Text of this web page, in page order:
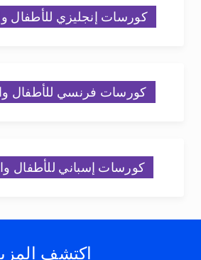
كورسات إنجليزي للأطفال
كورسات فرنسي للأطفال
كورسات إسباني للأطفال
اكتشف